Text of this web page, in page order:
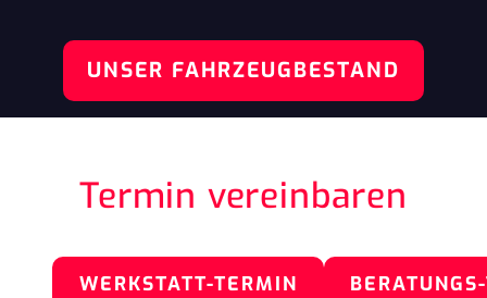
UNSER FAHRZEUGBESTAND
Termin vereinbaren
WERKSTATT-TERMIN